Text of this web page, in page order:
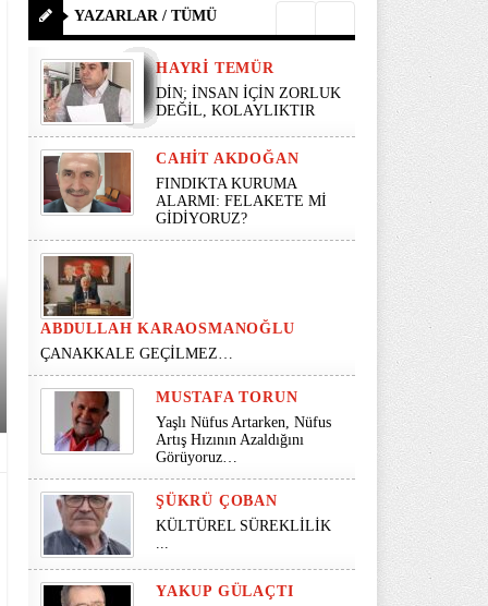
YAZARLAR / TÜMÜ
HAYRI TEMÜR
DİN; İNSAN İÇİN ZORLUK
DEĞİL, KOLAYLIKTIR
CAHIT AKDOĞAN
FINDIKTA KURUMA
ALARMI: FELAKETE Mİ
GİDİYORUZ?
ABDULLAH KARAOSMANOĞLU
ÇANAKKALE GEÇİLMEZ…
MUSTAFA TORUN
Yaşlı Nüfus Artarken, Nüfus
Artış Hızının Azaldığını
Görüyoruz…
ŞÜKRÜ ÇOBAN
KÜLTÜREL SÜREKLİLİK
...
YAKUP GÜLAÇTI